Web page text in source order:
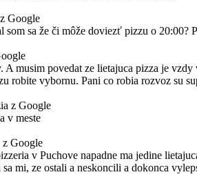
Google
som sa že či môže doviezť pizzu o
A musim povedat ze lietajuca pizza je
robite vybornu. Pani co robia rozvoz su
z Google
v meste
z Google
v Puchove napadne ma jedine
sa mi, ze ostali a neskoncili a dokonca